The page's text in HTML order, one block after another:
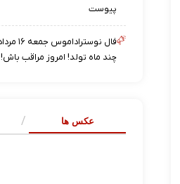
پیوست
چند ماه تولد! امروز مراقب باش!
عکس ها